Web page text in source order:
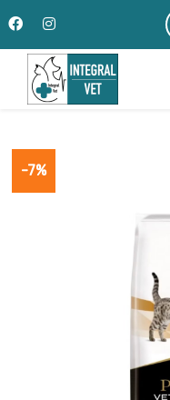
-7%